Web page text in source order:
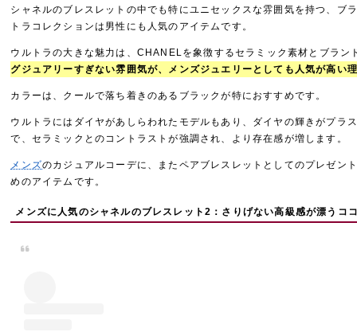
シャネルのブレスレットの中でも特にユニセックスな雰囲気を持つ、ブ
トラコレクションは男性にも人気のアイテムです。
ウルトラの大きな魅力は、CHANELを象徴するセラミック素材とブラン
グジュアリーすぎない雰囲気が、メンズジュエリーとしても人気が高い
カラーは、クールで落ち着きのあるブラックが特におすすめです。
ウルトラにはダイヤがあしらわれたモデルもあり、ダイヤの輝きがプラ
で、セラミックとのコントラストが強調され、より存在感が増します。
メンズのカジュアルコーデに、またペアブレスレットとしてのプレゼン
めのアイテムです。
メンズに人気のシャネルのブレスレット2：さりげない高級感が漂うコ